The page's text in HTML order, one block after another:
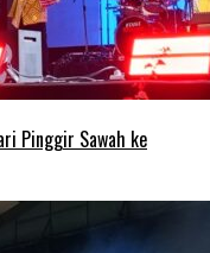
Pinggir Sawah ke